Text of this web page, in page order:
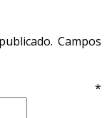
Campos
*